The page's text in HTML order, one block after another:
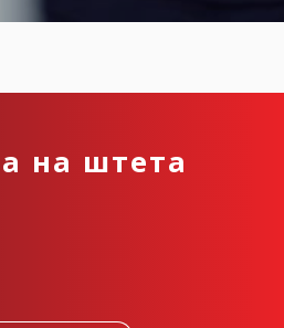
на штета